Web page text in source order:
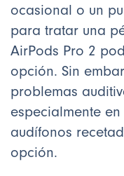
ocasional o un
para tratar una
AirPods Pro 2
opción. Sin
problemas
especialmente
audífonos
opción.